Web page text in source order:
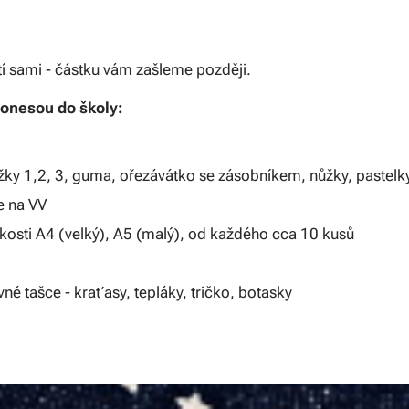
sami - částku vám zašleme později.
do školy:
1,2, 3, guma, ořezávátko se zásobníkem, nůžky,
na VV
A4 (velký), A5 (malý), od každého cca 10 kusů
tašce - kraťasy, tepláky, tričko, botasky